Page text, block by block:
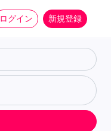
ログイン 新規登録